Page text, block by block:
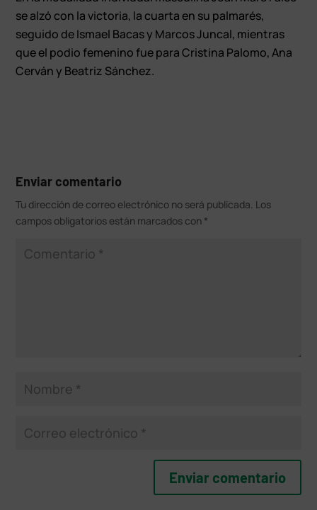
se alzó con la victoria, la cuarta en su palmarés,
seguido de Ismael Bacas y Marcos Juncal, mientras
que el podio femenino fue para Cristina Palomo, Ana
Cerván y Beatriz Sánchez.
Enviar comentario
Tu dirección de correo electrónico no será publicada. Los
campos obligatorios están marcados con *